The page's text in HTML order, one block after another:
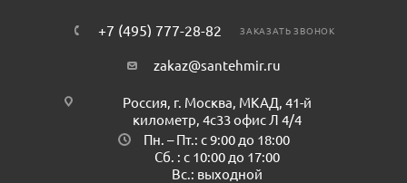
+7 (495) 777-28-82 ЗАКАЗАТЬ ЗВОНОК
zakaz@santehmir.ru
Россия, г. Москва, МКАД, 41-й
километр, 4с33 офис Л 4/4
Пн. – Пт.: с 9:00 до 18:00
Сб. : с 10:00 до 17:00
Вс.: выходной